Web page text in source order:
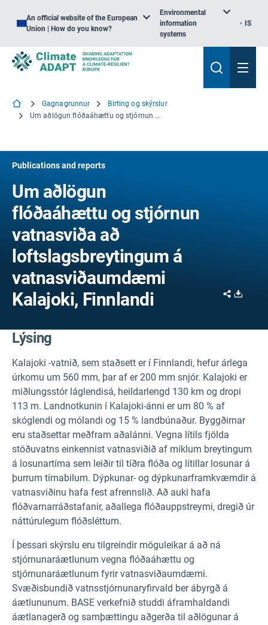
An official website of the European
Union | How do you know?
Environmental
information
systems
IS
Gagnagrunnur
Birting og skýrslur
Um aðlögun flóðaáhættu og stjórnun vatnasviða að loftslagsbreytingum á vatnasviðaumdæmi Kalajoki, Finnlandi
Publications and reports
Um aðlögun
flóðaáhættu og stjórnun
vatnasviða að
loftslagsbreytingum á
vatnasviðaumdæmi
Kalajoki, Finnlandi
Share
Lýsing
Kalajoki -vatnið, sem staðsett er í Finnlandi, hefur árlega
úrkomu um 560 mm, þar af er 200 mm snjór. Kalajoki er
miðlungsstór láglendisá, heildarlengd 130 km og dropi
113 m. Landnotkunin í Kalajoki-ánni er um 80 % af
skóglendi og mólandi og 15 % landbúnaður. Byggðirnar
eru staðsettar meðfram aðalánni. Vegna lítils fjölda
stöðuvatns einkennist vatnasviðið af miklum breytingum
á losunartíma sem leiðir til tíðra flóða og lítillar losunar á
þurrum tímabilum. Dýpkunar- og dýpkunarframkvæmdir á
vatnasviðinu hafa fest afrennslið. Að auki hafa
flóðvarnarráðstafanir, aðallega flóðauppstreymi, dregið úr
náttúrulegum flóðsléttum.
Í þessari skýrslu eru tilgreindir möguleikar á að ná
stjórnunaráætlunum vegna flóðaáhættu og
stjórnunaráætlunum fyrir vatnasviðaumdæmi.
Svæðisbundið vatnsstjórnunaryfirvald ber ábyrgð á
áætlununum. BASE verkefnið studdi áframhaldandi
áætlanagerð og samþættingu aðgerða til aðlögunar á